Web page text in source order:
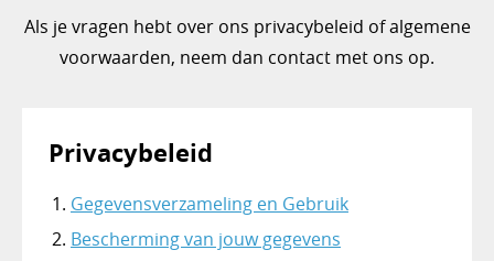
Als je vragen hebt over ons privacybeleid of algemene
voorwaarden, neem dan contact met ons op.
Privacybeleid
Gegevensverzameling en Gebruik
Bescherming van jouw gegevens